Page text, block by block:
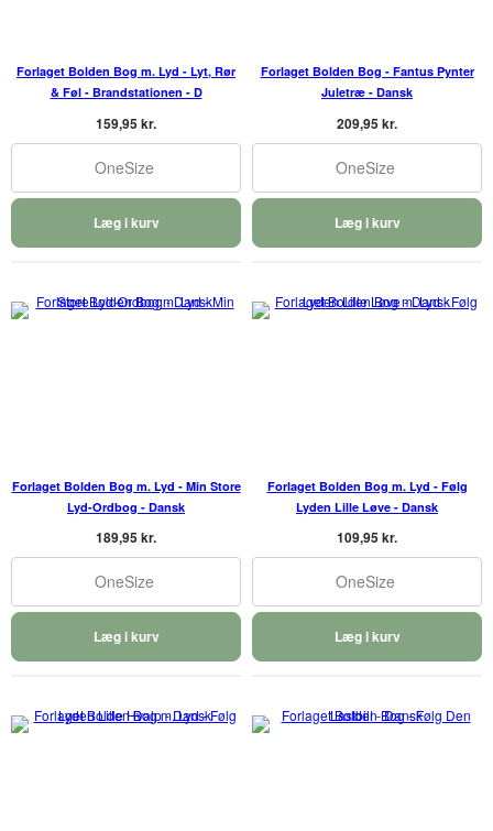
Forlaget Bolden Bog m. Lyd - Lyt, Rør
& Føl - Brandstationen - D
159,95 kr.
OneSize
Læg i kurv
Forlaget Bolden Bog - Fantus Pynter
Juletræ - Dansk
209,95 kr.
OneSize
Læg i kurv
Forlaget Bolden Bog m. Lyd - Min Store
Lyd-Ordbog - Dansk
189,95 kr.
OneSize
Læg i kurv
Forlaget Bolden Bog m. Lyd - Følg
Lyden Lille Løve - Dansk
109,95 kr.
OneSize
Læg i kurv